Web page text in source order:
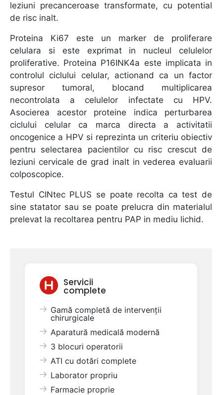
leziuni precanceroase transformate, cu potential
de risc inalt.
Proteina Ki67 este un marker de proliferare
celulara si este exprimat in nucleul celulelor
proliferative. Proteina P16INK4a este implicata in
controlul ciclului celular, actionand ca un factor
supresor tumoral, blocand multiplicarea
necontrolata a celulelor infectate cu HPV.
Asocierea acestor proteine indica perturbarea
ciclului celular ca marca directa a activitatii
oncogenice a HPV si reprezinta un criteriu obiectiv
pentru selectarea pacientilor cu risc crescut de
leziuni cervicale de grad inalt in vederea evaluarii
colposcopice.
Testul CINtec PLUS se poate recolta ca test de
sine statator sau se poate prelucra din materialul
prelevat la recoltarea pentru PAP in mediu lichid.
Servicii
complete
Gamă completă de intervenții
chirurgicale
Aparatură medicală modernă
3 blocuri operatorii
ATI cu dotări complete
Laborator propriu
Farmacie proprie